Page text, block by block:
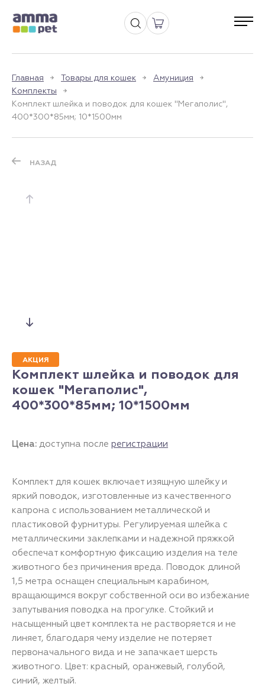
Главная Товары для кошек
Амуниция
Комплекты
Комплект шлейка и поводок для кошек "Мегаполис",
400*300*85мм; 10*1500мм
НАЗАД
АКЦИЯ
Комплект шлейка и поводок для
кошек "Мегаполис",
400*300*85мм; 10*1500мм
Цена: доступна после регистрации
Комплект для кошек включает изящную шлейку и
яркий поводок, изготовленные из качественного
капрона с использованием металлической и
пластиковой фурнитуры. Регулируемая шлейка с
металлическими заклепками и надежной пряжкой
обеспечат комфортную фиксацию изделия на теле
животного без причинения вреда. Поводок длиной
1,5 метра оснащен специальным карабином,
вращающимся вокруг собственной оси во избежание
запутывания поводка на прогулке. Стойкий и
насыщенный цвет комплекта не растворяется и не
линяет, благодаря чему изделие не потеряет
первоначального вида и не запачкает шерсть
животного. Цвет: красный, оранжевый, голубой,
синий, желтый.